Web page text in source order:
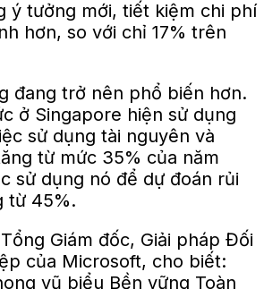
ý tưởng mới, tiết kiệm chi phí
hơn, so với chỉ 17% trên
đang trở nên phổ biến hơn.
ở Singapore hiện sử dụng
sử dụng tài nguyên và
từ mức 35% của năm
sử dụng nó để dự đoán rủi
từ 45%.
Giám đốc, Giải pháp Đối
của Microsoft, cho biết:
vũ biểu Bền vững Toàn